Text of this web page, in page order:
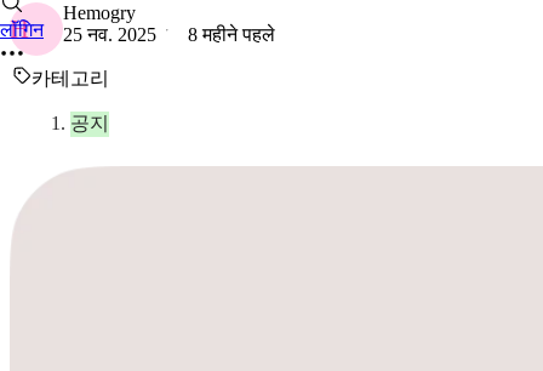
लॉगिन
H
Hemogry
25 नव. 2025
8 महीने पहले
카테고리
공지